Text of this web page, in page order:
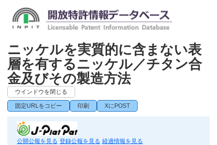
ニッケルを実質的に含まない表
層を有するニッケル／チタン合
金及びその製造方法
ウインドウを閉じる
固定URLをコピー 印刷 XにPOST
公開公報を見る 登録公報を見る 経過情報を見る